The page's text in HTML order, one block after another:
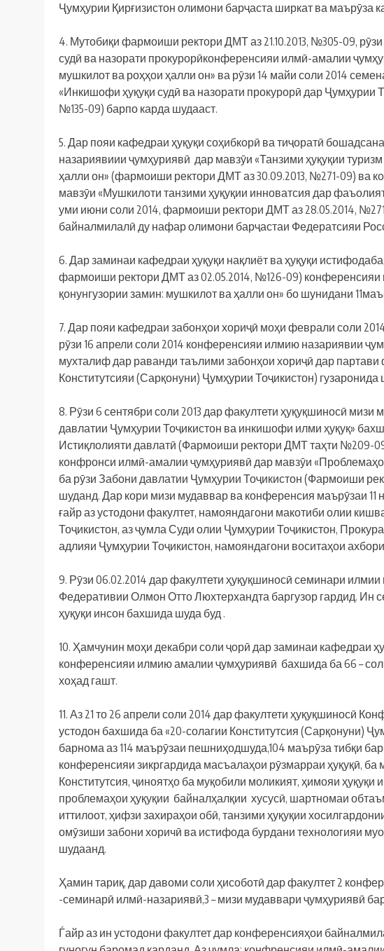
Ҷумҳурии Қирғизистон олимони барҷаста ширкат ва маърӯза
4. Мутобиқи фармоиши ректори ДМТ аз 21.10.2013, №305-09,
судӣ ва назорати прокурорӣконференсияи илмӣ-амалии
мушкилот ва роҳҳои ҳалли он» ва рӯзи 14 майи соли 2014
«Инкишофи ҳуқуқи судӣ ва назорати прокурорӣ дар Ҷумҳурии
№135-09) барпо карда шудааст.
5. Дар пояи кафедраи ҳуқуқи соҳибкорӣ ва тиҷоратӣ
назариявиии ҷумҳуриявӣ дар мавзӯи «Танзими ҳуқуқии
ҳалли он» (фармоиши ректори ДМТ аз 30.09.2013, №271-09) ва
мавзӯи «Мушкилоти танзими ҳуқуқии инноватсия дар
уми июни соли 2014, фармоиши ректори ДМТ аз 28.05.2014,
байналмилалӣ ду нафар олимони барҷастаи Федератсияи
6. Дар заминаи кафедраи ҳуқуқи нақлиёт ва ҳуқуқи
фармоиши ректори ДМТ аз 02.05.2014, №126-09)
қонунгузории замин: мушкилот ва ҳалли он» бо шунидани
7. Дар пояи кафедраи забонҳои хориҷӣ моҳи феврали соли
рӯзи 16 апрели соли 2014 конференсияи илмию назариявии
мухталиф дар раванди таълими забонҳои хориҷӣ дар
Конститутсияи (Сарқонуни) Ҷумҳурии Тоҷикистон)
8. Рӯзи 6 сентябри соли 2013 дар факултети ҳуқуқшиносӣ
давлатии Ҷумҳурии Тоҷикистон ва инкишофи илми ҳуқуқ»
Истиқлолияти давлатӣ (Фармоиши ректори ДМТ таҳти №209-09
конфронси илмӣ-амалии ҷумҳуриявӣ дар мавзӯи
ба рӯзи Забони давлатии Ҷумҳурии Тоҷикистон (Фармоиши
шуданд. Дар кори мизи мудаввар ва конференсия маърӯзаи
ғайр аз устодони факултет, намояндагони макотиби олии
Тоҷикистон, аз ҷумла Суди олии Ҷумҳурии Тоҷикистон,
адлияи Ҷумҳурии Тоҷикистон, намояндагони воситаҳои
9. Рӯзи 06.02.2014 дар факултети ҳуқуқшиносӣ семинари
Федеративии Олмон Отто Люхтерхандта баргузор гардид. Ин
ҳуқуқи инсон бахшида шуда буд .
10. Ҳамчунин моҳи декабри соли ҷорӣ дар заминаи кафедраи
конференсияи илмию амалии ҷумҳуриявӣ бахшида ба 66 –
хоҳад гашт.
11. Аз 21 то 26 апрели соли 2014 дар факултети ҳуқуқшиносӣ
устодон бахшида ба «20-солагии Конститутсия (Сарқонуни)
барнома аз 114 маърӯзаи пешниҳодшуда,104 маърӯза тибқи
конференсияи зикргардида масъалаҳои рӯзмарраи ҳуқуқӣ,
Конститутсия, ҷиноятҳо ба муқобили моликият, ҳимояи
проблемаҳои ҳуқуқии байналҳалқии хусусӣ, шартномаи
иттилоот, ҳифзи захираҳои обӣ, танзими ҳуқуқии
омӯзиши забони хоричӣ ва истифода бурдани технологияи
шудаанд.
Ҳамин тариқ, дар давоми соли ҳисоботӣ дар факултет 2
-семинарӣ илмӣ-назариявӣ,3 – мизи мудаввари ҷумҳуриявӣ
Ѓайр аз ин устодони факултет дар конференсияҳои